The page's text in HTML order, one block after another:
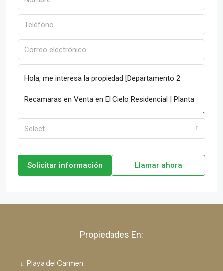
Select
Solicitar información Llamar ahora
Propiedades En:
Playa del Carmen